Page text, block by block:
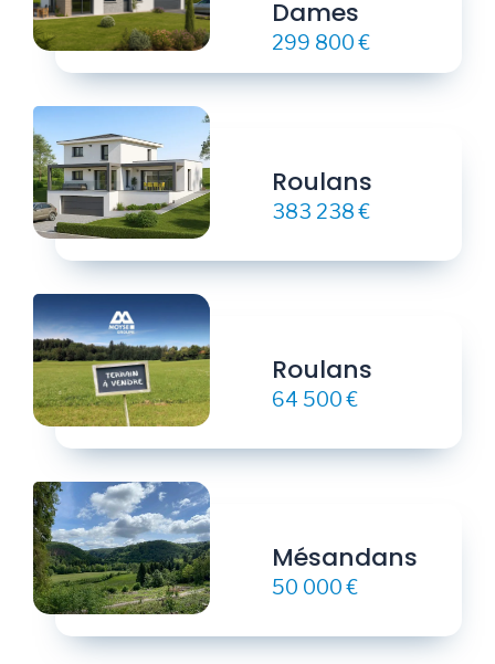
Dames
299 800 €
Roulans
383 238 €
Roulans
64 500 €
Mésandans
50 000 €